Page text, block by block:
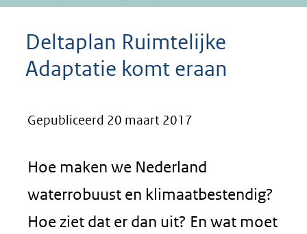
Deltaplan Ruimtelijke
Adaptatie komt eraan
Gepubliceerd 20 maart 2017
Hoe maken we Nederland
waterrobuust en klimaatbestendig?
Hoe ziet dat er dan uit? En wat moet